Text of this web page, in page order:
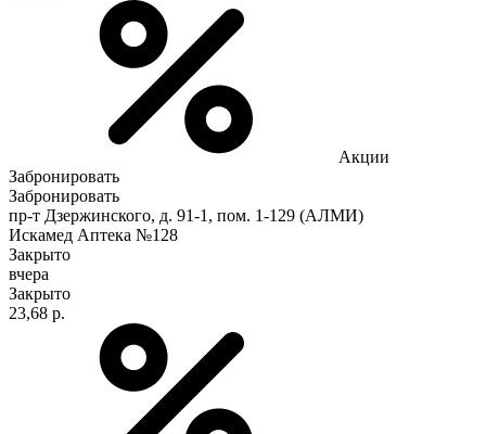
Акции
Забронировать
Забронировать
пр-т Дзержинского, д. 91-1, пом. 1-129 (АЛМИ)
Искамед Аптека №128
Закрыто
вчера
Закрыто
23,68 р.